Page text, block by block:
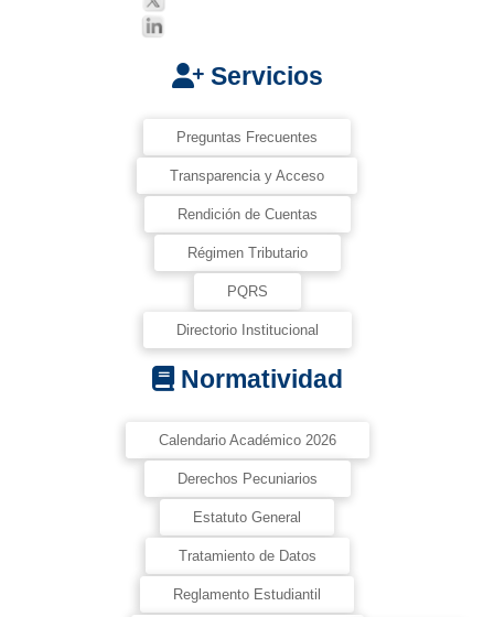
Servicios
Preguntas Frecuentes
Transparencia y Acceso
Rendición de Cuentas
Régimen Tributario
PQRS
Directorio Institucional
Normatividad
Calendario Académico 2026
Derechos Pecuniarios
Estatuto General
Tratamiento de Datos
Reglamento Estudiantil